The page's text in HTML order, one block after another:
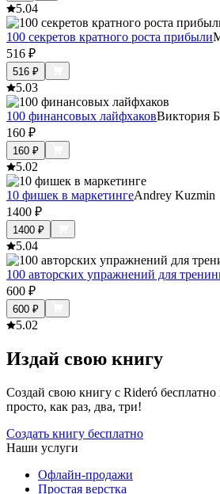
5.04
100 секретов кратного роста прибыли
516 ₽
516 ₽
5.03
100 финансовых лайфхаковВиктория
160 ₽
160 ₽
5.02
10 фишек в маркетингеAndrey Kuzmin
1400 ₽
1400 ₽
5.04
100 авторских упражнений для
600 ₽
600 ₽
5.02
Издай свою книгу
Создай свою книгу с Rideró
просто, как раз, два, три!
Создать книгу бесплатно
Наши услуги
Офлайн-продажи
Простая верстка